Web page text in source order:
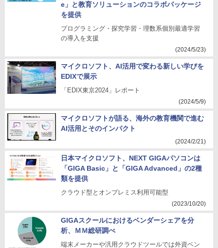
e」と教育ソリューションのコラボパッケージ
を提供
プログラミング・探究学習・理数系個別最適学習
の導入を支援
(2024/5/23)
マイクロソフト、AI活用で変わる新しい学びを
EDIXで展示
「EDIX東京2024」レポート
(2024/5/9)
マイクロソフトが語る、海外の教育機関で進む
AI活用とそのインパクト
(2024/2/21)
日本マイクロソフト、NEXT GIGAパソコンは
「GIGA Basic」と「GIGA Advanced」の2種
類を提供
クラウド型とオンプレミス利用可能型
(2023/10/20)
GIGAスクールにおけるベンダーシェアを分
析、ＭＭ総研調べ
端末メーカーや汎用クラウドツールでは外資ベン